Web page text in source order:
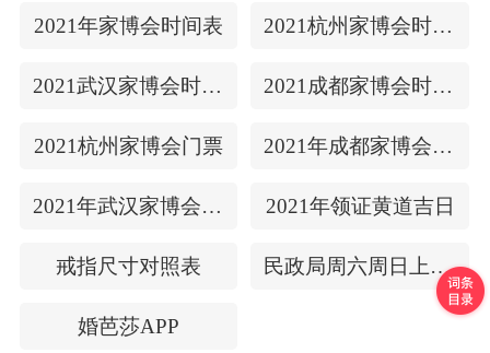
2021年家博会时间表 2021杭州家博会时间表
2021武汉家博会时间表 2021成都家博会时间表
2021杭州家博会门票 2021年成都家博会门票
2021年武汉家博会门票 2021年领证黄道吉日
戒指尺寸对照表 民政局周六周日上班吗
婚芭莎APP